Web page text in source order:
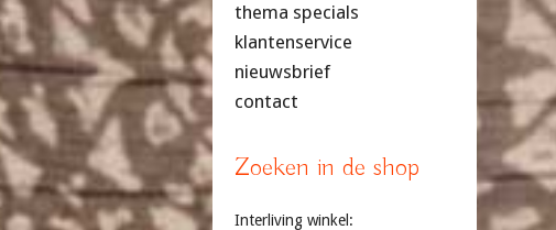
thema specials
klantenservice
nieuwsbrief
contact
Zoeken in de shop
Interliving winkel: